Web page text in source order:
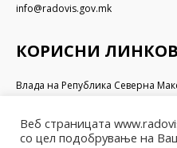
info@radovis.gov.mk
КОРИСНИ
Влада на Република Северна
Министерство за финансии
Министерство за транспорт и
Веб страницата
со цел подобрување на